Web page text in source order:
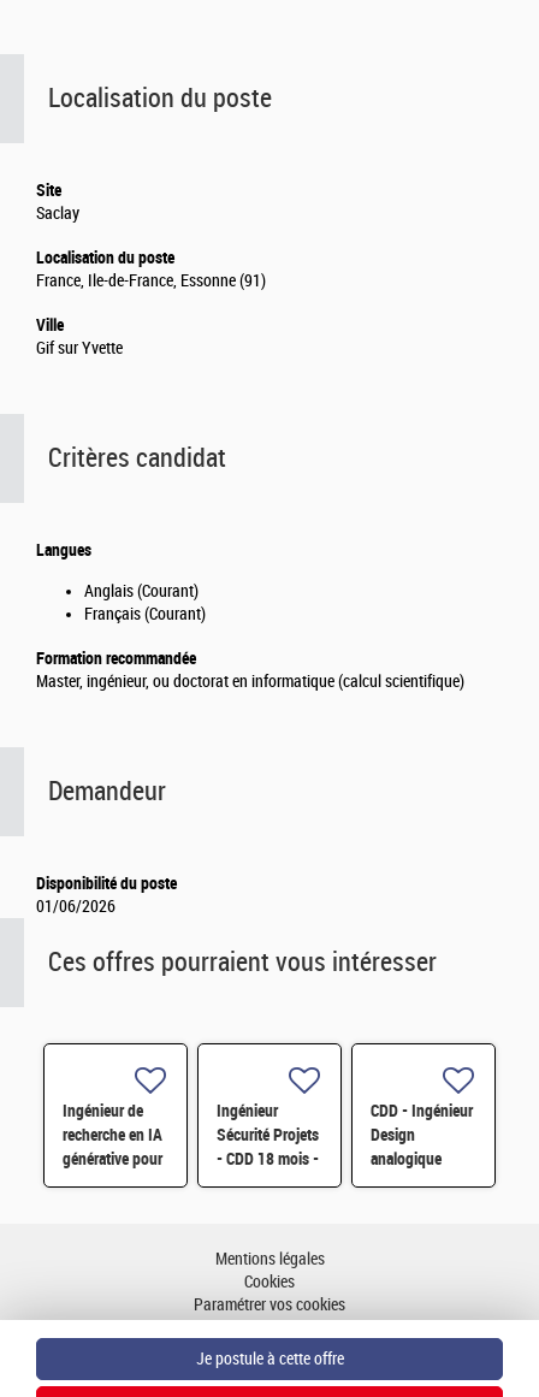
Localisation du poste
Site
Saclay
Localisation du poste
France, Ile-de-France, Essonne (91)
Ville
Gif sur Yvette
Critères candidat
Langues
Anglais (Courant)
Français (Courant)
Formation recommandée
Master, ingénieur, ou doctorat en informatique (calcul scientifique)
Demandeur
Disponibilité du poste
01/06/2026
Ces offres pourraient vous intéresser
Ingénieur de
recherche en IA
générative pour
l'automatisation
Ingénieur
Sécurité Projets
- CDD 18 mois -
Cadarache F/H
CDD - Ingénieur
Design
analogique
FinFET H/F
Mentions légales
Cookies
Paramétrer vos cookies
Plan du site